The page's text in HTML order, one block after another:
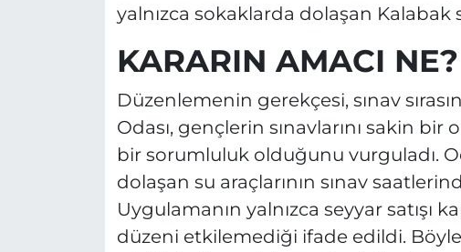
yalnızca sokaklarda dolaşan Kalabak
KARARIN AMACI NE?
Düzenlemenin gerekçesi, sınav
Odası, gençlerin sınavlarını sakin
bir sorumluluk olduğunu vurguladı.
dolaşan su araçlarının sınav
Uygulamanın yalnızca seyyar satışı
düzeni etkilemediği ifade edildi.